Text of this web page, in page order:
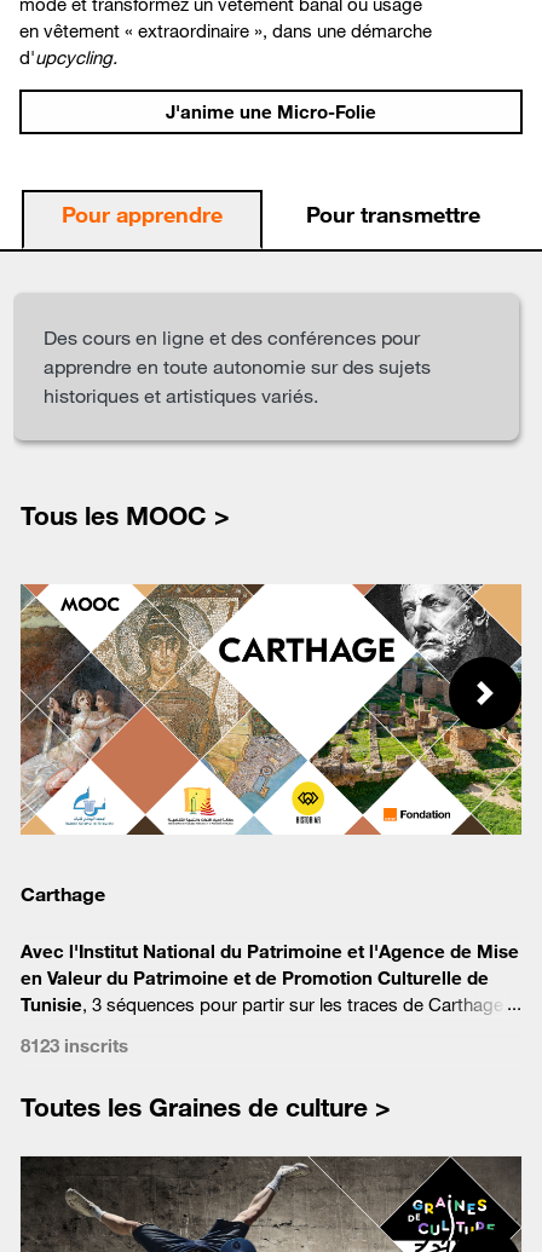
en vêtement « extraordinaire », dans une démarche
d'upcycling.
J'anime une Micro-Folie
Pour apprendre Pour transmettre
Des cours en ligne et des conférences pour
apprendre en toute autonomie sur des sujets
historiques et artistiques variés.
Tous les MOOC >
Carthage
Avec l'Institut National du Patrimoine et l'Agence de Mise
en Valeur du Patrimoine et de Promotion Culturelle de
Tunisie, 3 séquences pour partir sur les traces de Carthage,
notre imaginaire.
8123 inscrits
Toutes les Graines de culture >